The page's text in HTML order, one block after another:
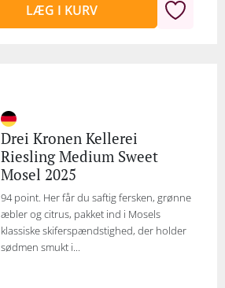
LÆG I KURV
Drei Kronen Kellerei
Riesling Medium Sweet
Mosel 2025
94 point. Her får du saftig fersken, grønne
æbler og citrus, pakket ind i Mosels
klassiske skiferspændstighed, der holder
sødmen smukt i...